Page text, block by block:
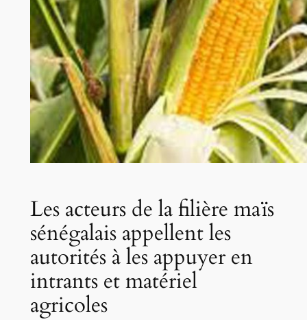
Les acteurs de la filière maïs
sénégalais appellent les
autorités à les appuyer en
intrants et matériel
agricoles